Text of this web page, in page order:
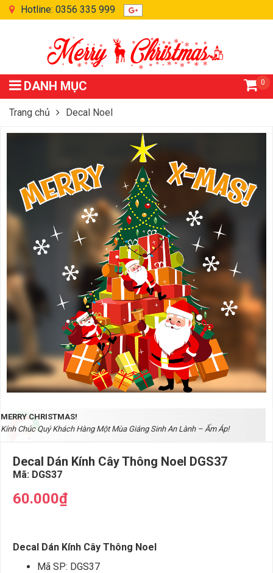
Hotline: 0356 335 999
DANH MỤC 0
Trang chủ Decal Noel
Decal Dán Kính Cây Thông Noel DGS37
MERRY CHRISTMAS!
Kính Chúc Quý Khách Hàng Một Mùa Giáng Sinh An Lành – Ấm Áp!
Decal Dán Kính Cây Thông Noel DGS37
Mã: DGS37
60.000₫
Decal Dán Kính Cây Thông Noel
Mã SP: DGS37